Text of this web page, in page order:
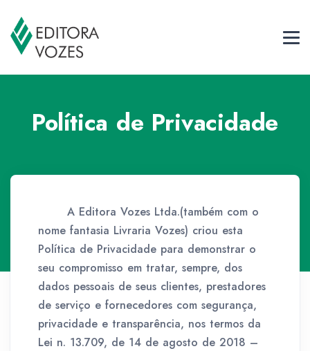
Política de Privacidade
A Editora Vozes Ltda.(também com o
nome fantasia Livraria Vozes) criou esta
Política de Privacidade para demonstrar o
seu compromisso em tratar, sempre, dos
dados pessoais de seus clientes, prestadores
de serviço e fornecedores com segurança,
privacidade e transparência, nos termos da
Lei n. 13.709, de 14 de agosto de 2018 –